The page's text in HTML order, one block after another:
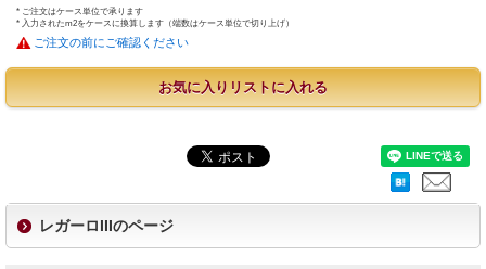
* ご注文はケース単位で承ります
* 入力されたm2をケースに換算します（端数はケース単位で切り上げ）
ご注文の前にご確認ください
お気に入りリストに入れる
レガーロIIIのページ